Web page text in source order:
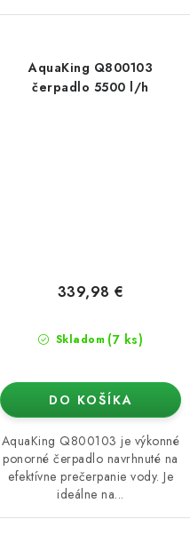
AquaKing Q800103
čerpadlo 5500 l/h
Skladom (7 ks)
339,98 €
DO KOŠÍKA
AquaKing Q800103 je výkonné
ponorné čerpadlo navrhnuté na
efektívne prečerpanie vody. Je
ideálne na...